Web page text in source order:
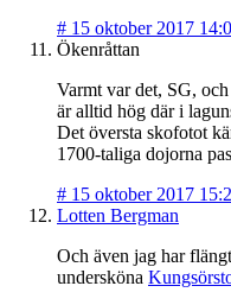
# 15 oktober 2017
Ökenråttan
Varmt var det, SG,
är alltid hög där i
Det översta skofotot
1700-taliga dojorna
# 15 oktober 2017
Lotten Bergman
Och även jag har
undersköna